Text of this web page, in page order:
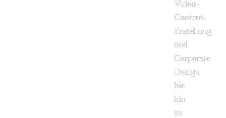
Video-
Content-
Erstellung
und
Corporate
Design
bis
hin
zu